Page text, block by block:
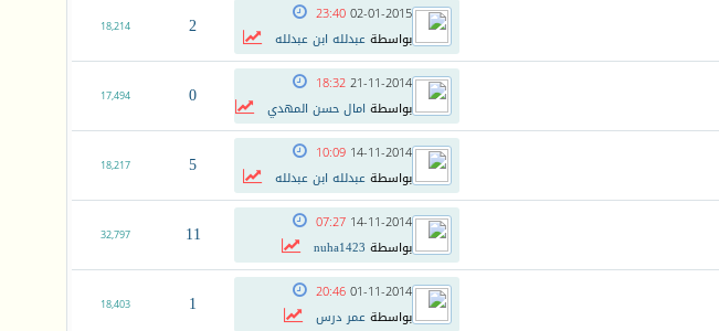
02-01-2015
23:40
بواسطةعبدلله ابن عبدلله 2
18,214
21-11-2014
18:32
بواسطة امال حسن المهدي 0
17,494
14-11-2014
10:09
بواسطةعبدلله ابن عبدلله 5
18,217
14-11-2014
07:27
بواسطة nuha1423
11
32,797
01-11-2014
20:46
بواسطةعمر درس 1
18,403